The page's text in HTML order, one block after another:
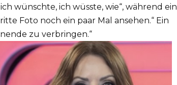
wünschte, ich wüsste, wie“, während ein
Foto noch ein paar Mal ansehen.“ Ein
zu verbringen.“